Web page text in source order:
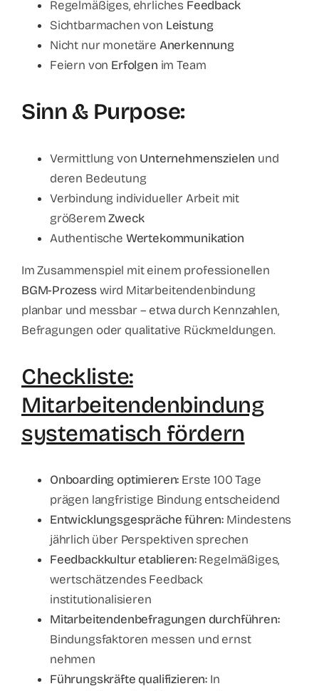
Regelmäßiges, ehrliches Feedback
Sichtbarmachen von Leistung
Nicht nur monetäre Anerkennung
Feiern von Erfolgen im Team
Sinn & Purpose:
Vermittlung von Unternehmenszielen und
deren Bedeutung
Verbindung individueller Arbeit mit
größeremZweck
Authentische Wertekommunikation
Im Zusammenspiel mit einem professionellen
BGM-Prozesswird Mitarbeitendenbindung
planbar und messbar – etwa durch Kennzahlen,
Befragungen oder qualitative Rückmeldungen.
Checkliste:
Mitarbeitendenbindung
systematisch fördern
Onboarding optimieren: Erste 100 Tage
prägen langfristige Bindung entscheidend
Entwicklungsgespräche führen: Mindestens
jährlich über Perspektiven sprechen
Feedbackkultur etablieren:Regelmäßiges,
wertschätzendes Feedback
institutionalisieren
Mitarbeitendenbefragungen durchführen:
Bindungsfaktoren messen und ernst
nehmen
Führungskräfte qualifizieren: In